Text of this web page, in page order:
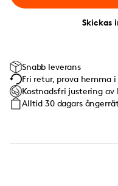
Skickas
Snabb leverans
Fri retur, prova hemma
Kostnadsfri justering av
Alltid 30 dagars